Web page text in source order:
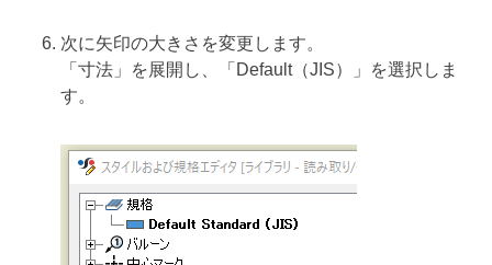
次に矢印の大きさを変更します。
「寸法」を展開し、「Default（JIS）」を選択しま
す。